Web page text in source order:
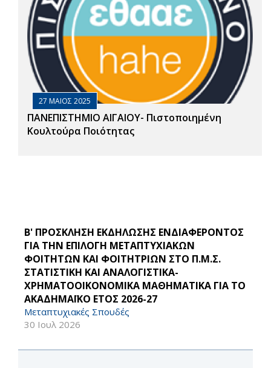
27 ΜΑΙΟΣ 2025
ΠΑΝΕΠΙΣΤΗΜΙΟ ΑΙΓΑΙΟΥ- Πιστοποιημένη
Κουλτούρα Ποιότητας
Β' ΠΡΟΣΚΛΗΣΗ ΕΚΔΗΛΩΣΗΣ ΕΝΔΙΑΦΕΡΟΝΤΟΣ
ΓΙΑ ΤΗΝ ΕΠΙΛΟΓΗ ΜΕΤΑΠΤΥΧΙΑΚΩΝ
ΦΟΙΤΗΤΩΝ ΚΑΙ ΦΟΙΤΗΤΡΙΩΝ ΣΤΟ Π.Μ.Σ.
ΣΤΑΤΙΣΤΙΚΗ ΚΑΙ ΑΝΑΛΟΓΙΣΤΙΚΑ-
ΧΡΗΜΑΤΟΟΙΚΟΝΟΜΙΚΑ ΜΑΘΗΜΑΤΙΚΑ ΓΙΑ ΤΟ
ΑΚΑΔΗΜΑΪΚΟ ΕΤΟΣ 2026-27
Μεταπτυχιακές Σπουδές
30 Ιουλ 2026